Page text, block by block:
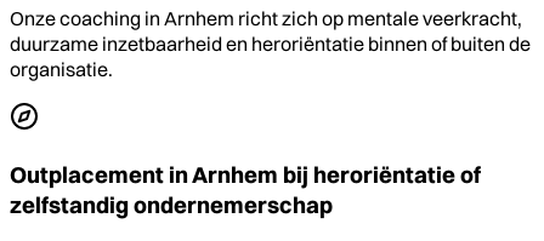
Onze coaching in Arnhem richt zich op mentale veerkracht,
duurzame inzetbaarheid en heroriëntatie binnen of buiten de
organisatie.
Outplacement in Arnhem bij heroriëntatie of
zelfstandig ondernemerschap